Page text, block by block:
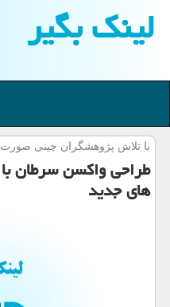
لینك بگیر
با تلاش پژوهشگران چینی
طراحی واكسن سرطان
های جدید